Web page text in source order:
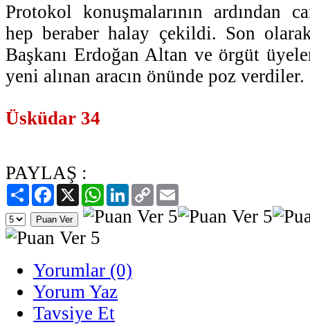
Protokol konuşmalarının ardından
hep beraber halay çekildi. Son
Başkanı Erdoğan Altan ve örgüt
yeni alınan aracın önünde poz verdiler.
Üsküdar 34
PAYLAŞ :
PaylaşFacebook
X WhatsAppLinkedIn
Copy
Link
Yorumlar (0)
Yorum Yaz
Tavsiye Et